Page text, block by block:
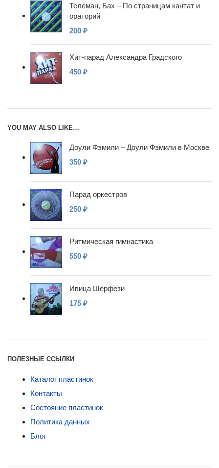
Телеман, Бах – По страницам кантат и
ораторий
200 ₽
Хит-парад Александра Градского
450 ₽
YOU MAY ALSO LIKE…
Доули Фэмили – Доули Фэмили в Москве
350 ₽
Парад оркестров
250 ₽
Ритмическая гимнастика
550 ₽
Ивица Шерфези
175 ₽
ПОЛЕЗНЫЕ ССЫЛКИ
Каталог пластинок
Контакты
Состояние пластинок
Политика данных
Блог